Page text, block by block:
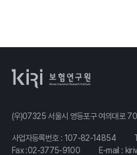
(우)07325 서울시 영등포구 여의대로
사업자등록번호 : 107-82-14854
Fax :02-3775-9100
E-mail :